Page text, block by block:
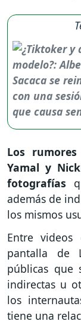
Los
Yamal y
fotografías
además de
los mismos
Entre
pantalla de
públicas que
indirectas u
los
tiene una